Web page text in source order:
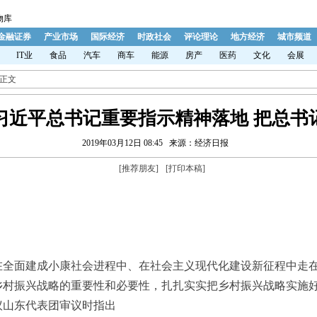
库
融证券
产业市场 国际经济 时政社会 评论理论 地方经济
城市频道
IT业
食品 汽车 商车 能源 房产 医药 文化 会展
文
近平总书记重要指示精神落地 把总书
2019年03月12日 08:45 来源：经济日报
[推荐朋友] [打印本稿]
建成小康社会进程中、在社会主义现代化建设新征程中走
振兴战略的重要性和必要性，扎扎实实把乡村振兴战略实施
东代表团审议时指出